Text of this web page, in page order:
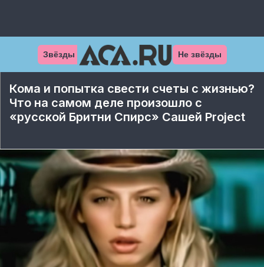
Звёзды Не звёзды
Кома и попытка свести счеты с жизнью?
Что на самом деле произошло с
«русской Бритни Спирс» Сашей Project